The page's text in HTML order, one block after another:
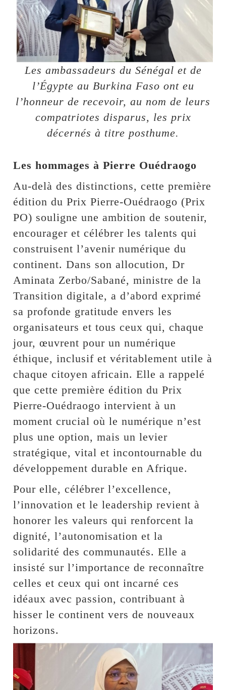
Les ambassadeurs du Sénégal et de
l’Égypte au Burkina Faso ont eu
l’honneur de recevoir, au nom de leurs
compatriotes disparus, les prix
décernés à titre posthume.
Les hommages à Pierre Ouédraogo
Au-delà des distinctions, cette première
édition du Prix Pierre-Ouédraogo (Prix
PO) souligne une ambition de soutenir,
encourager et célébrer les talents qui
construisent l’avenir numérique du
continent. Dans son allocution, Dr
Aminata Zerbo/Sabané, ministre de la
Transition digitale, a d’abord exprimé
sa profonde gratitude envers les
organisateurs et tous ceux qui, chaque
jour, œuvrent pour un numérique
éthique, inclusif et véritablement utile à
chaque citoyen africain. Elle a rappelé
que cette première édition du Prix
Pierre-Ouédraogo intervient à un
moment crucial où le numérique n’est
plus une option, mais un levier
stratégique, vital et incontournable du
développement durable en Afrique.
Pour elle, célébrer l’excellence,
l’innovation et le leadership revient à
honorer les valeurs qui renforcent la
dignité, l’autonomisation et la
solidarité des communautés. Elle a
insisté sur l’importance de reconnaître
celles et ceux qui ont incarné ces
idéaux avec passion, contribuant à
hisser le continent vers de nouveaux
horizons.